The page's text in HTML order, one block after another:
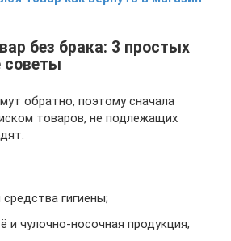
без брака: 3 простых
обратно, поэтому сначала
товаров, не подлежащих
гигиены;
и чулочно-носочная продукция;